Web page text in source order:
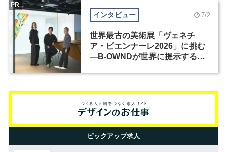
インタビュー 7/2
世界最古の美術展「ヴェネチ
ア・ビエンナーレ2026」に挑む
―B-OWNDが世界に提示する美
PR
ピックアップ求人